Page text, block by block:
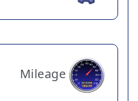
Mileage